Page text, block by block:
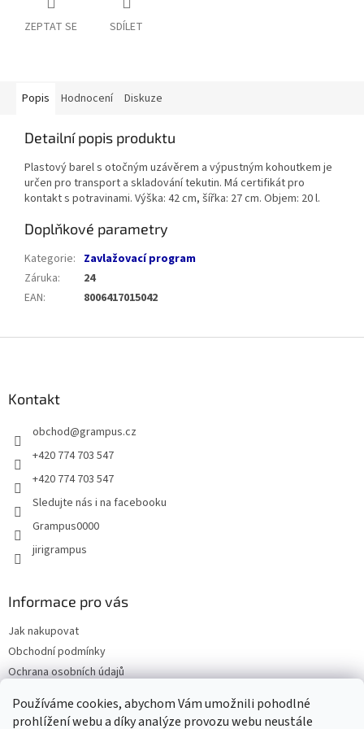
Používáme cookies, abychom Vám umožnili pohodlné
prohlížení webu a díky analýze provozu webu neustále
ZEPTAT SE SDÍLET
Popis Hodnocení Diskuze
Detailní popis produktu
Plastový barel s otočným uzávěrem a výpustným kohoutkem je
určen pro transport a skladování tekutin. Má certifikát pro
kontakt s potravinami. Výška: 42 cm, šířka: 27 cm. Objem: 20 l.
Doplňkové parametry
Kategorie: Zavlažovací program
Záruka:
24
EAN: 8006417015042
Kontakt
obchod@grampus.cz
+420 774 703 547
+420 774 703 547
Sledujte nás i na facebooku
Grampus0000
jirigrampus
Informace pro vás
Jak nakupovat
Obchodní podmínky
Ochrana osobních údajů
Doprava a platba